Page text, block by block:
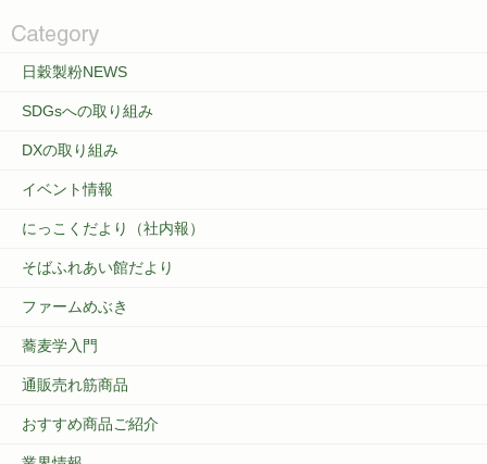
日穀製粉NEWS
SDGsへの取り組み
DXの取り組み
イベント情報
にっこくだより（社内報）
そばふれあい館だより
ファームめぶき
蕎麦学入門
通販売れ筋商品
おすすめ商品ご紹介